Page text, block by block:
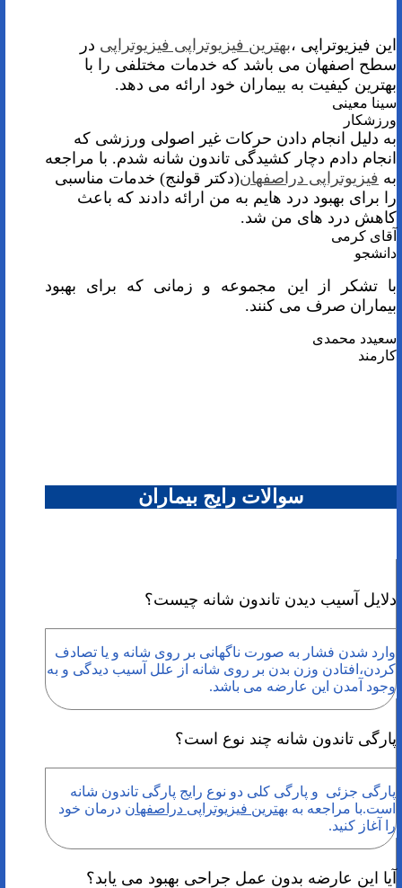
این فیزیوتراپی ،بهترین فیزیوتراپی فیزیوتراپی در
سطح اصفهان می باشد که خدمات مختلفی را با
بهترین کیفیت به بیماران خود ارائه می دهد.
سینا معینی
ورزشکار
به دلیل انجام دادن حرکات غیر اصولی ورزشی که
انجام دادم دچار کشیدگی تاندون شانه شدم. با مراجعه
به فیزیوتراپی دراصفهان(دکتر قولنج) خدمات مناسبی
را برای بهبود درد هایم به من ارائه دادند که باعث
کاهش درد های من شد.
آقای کرمی
دانشجو
با تشکر از این مجموعه و زمانی که برای بهبود
بیماران صرف می کنند.
سعیدد محمدی
کارمند
سوالات رایج بیماران
دلایل آسیب دیدن تاندون شانه چیست؟
وارد شدن فشار به صورت ناگهانی بر روی شانه و یا تصادف
کردن،افتادن وزن بدن بر روی شانه از علل آسیب دیدگی و به
وجود آمدن این عارضه می باشد.
پارگی تاندون شانه چند نوع است؟
پارگی جزئی و پارگی کلی دو نوع رایج پارگی تاندون شانه
است.با مراجعه به بهترین فیزیوتراپی دراصفهان درمان خود
را آغاز کنید.
آیا این عارضه بدون عمل جراحی بهبود می یابد؟